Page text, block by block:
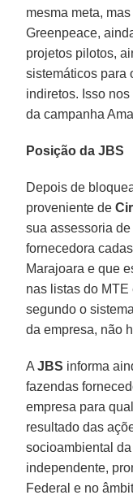
mesma meta,
Greenpeace,
projetos pilotos,
sistemáticos para
indiretos. Isso nos
da campanha
Posição da JBS
Depois de
proveniente de
sua assessoria
fornecedora
Marajoara e que
nas listas do MTE
segundo o
da empresa, não
AJBS informa
fazendas
empresa para
resultado das
socioambiental
independente,
Federal e no